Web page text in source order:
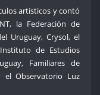
artísticos y contó
la Federación de
Uruguay, Crysol, el
de Estudios
Familiares de
el Observatorio Luz